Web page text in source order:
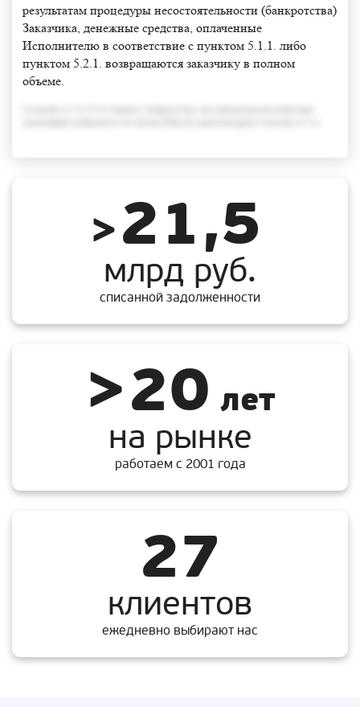
результатам процедуры несостоятельности (банкротства)
Заказчика, денежные средства, оплаченные
Исполнителю в соответствие с пунктом 5.1.1. либо
пунктом 5.2.1. возвращаются заказчику в полном
объеме.
>21,5
млрд руб.
списанной задолженности
>20лет
на рынке
работаем с 2001 года
27
клиентов
ежедневно выбирают нас